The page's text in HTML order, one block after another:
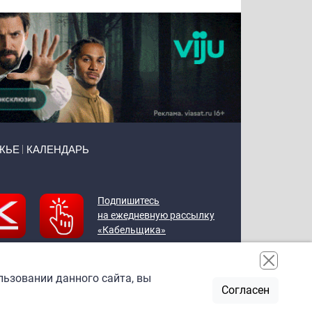
КАЛЕНДАРЬ
Подпишитесь
на ежедневную рассылку
«Кабельщика»
данного сайта, вы
Согласен